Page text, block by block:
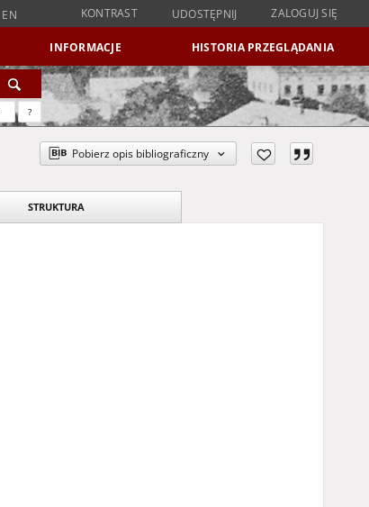
EN KONTRAST UDOSTĘPNIJ ZALOGUJ SIĘ
INFORMACJE HISTORIA PRZEGLĄDANIA
?
Pobierz opis bibliograficzny
STRUKTURA